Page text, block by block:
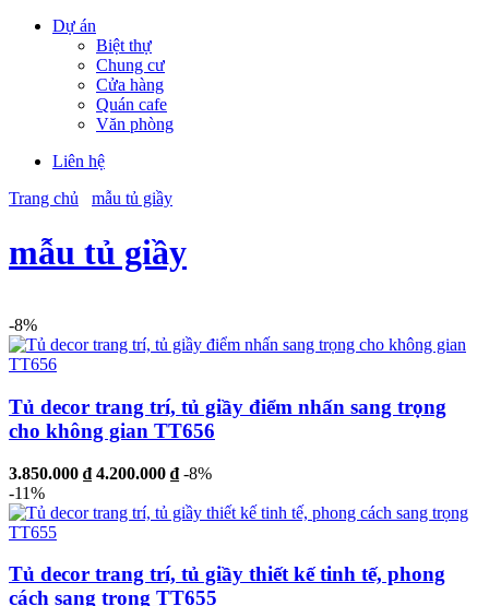
Dự án
Biệt thự
Chung cư
Cửa hàng
Quán cafe
Văn phòng
Liên hệ
Trang chủ
mẫu tủ giầy
mẫu tủ giầy
-8%
Tủ decor trang trí, tủ giầy điểm nhấn sang trọng
cho không gian TT656
3.850.000 ₫ 4.200.000 ₫ -8%
-11%
Tủ decor trang trí, tủ giầy thiết kế tinh tế, phong
cách sang trọng TT655